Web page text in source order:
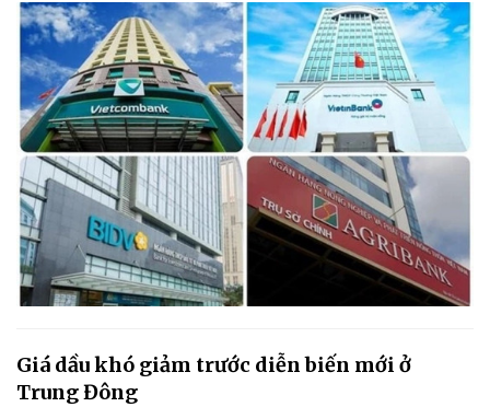
Giá dầu khó giảm trước diễn biến mới ở
Trung Đông